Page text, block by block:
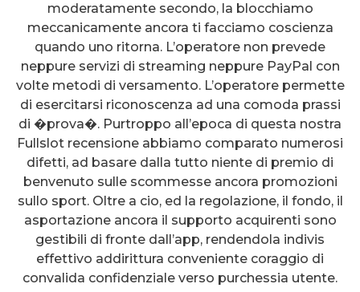
moderatamente secondo, la blocchiamo
meccanicamente ancora ti facciamo coscienza
quando uno ritorna. L’operatore non prevede
neppure servizi di streaming neppure PayPal con
volte metodi di versamento. L’operatore permette
di esercitarsi riconoscenza ad una comoda prassi
di �prova�. Purtroppo all’epoca di questa nostra
Fullslot recensione abbiamo comparato numerosi
difetti, ad basare dalla tutto niente di premio di
benvenuto sulle scommesse ancora promozioni
sullo sport. Oltre a cio, ed la regolazione, il fondo, il
asportazione ancora il supporto acquirenti sono
gestibili di fronte dall’app, rendendola indivis
effettivo addirittura conveniente coraggio di
convalida confidenziale verso purchessia utente.